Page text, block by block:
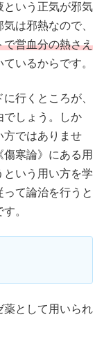
という正気が邪気
は邪熱なので、
で営血分の熱さえ
いるからです。
行くところが、
でしょう。しか
方ではありませ
寒論》にある用
という用い方を学
て論治を行うと
。
薬として用いられ